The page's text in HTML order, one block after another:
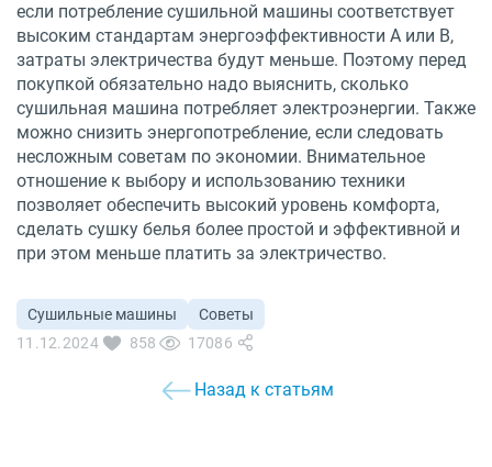
если потребление сушильной машины соответствует
высоким стандартам энергоэффективности A или B,
затраты электричества будут меньше. Поэтому перед
покупкой обязательно надо выяснить, сколько
сушильная машина потребляет электроэнергии. Также
можно снизить энергопотребление, если следовать
несложным советам по экономии. Внимательное
отношение к выбору и использованию техники
позволяет обеспечить высокий уровень комфорта,
сделать сушку белья более простой и эффективной и
при этом меньше платить за электричество.
Сушильные машины
Советы
11.12.2024
858 17086
Назад к статьям